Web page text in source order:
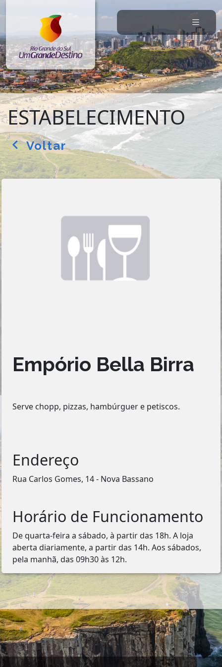
ESTABELECIMENTO
arrow_back_ios Voltar
Empório Bella Birra
Serve chopp, pizzas, hambúrguer e petiscos.
Endereço
Rua Carlos Gomes, 14 - Nova Bassano
Horário de Funcionamento
De quarta-feira a sábado, à partir das 18h. A loja
aberta diariamente, a partir das 14h. Aos sábados,
pela manhã, das 09h30 às 12h.